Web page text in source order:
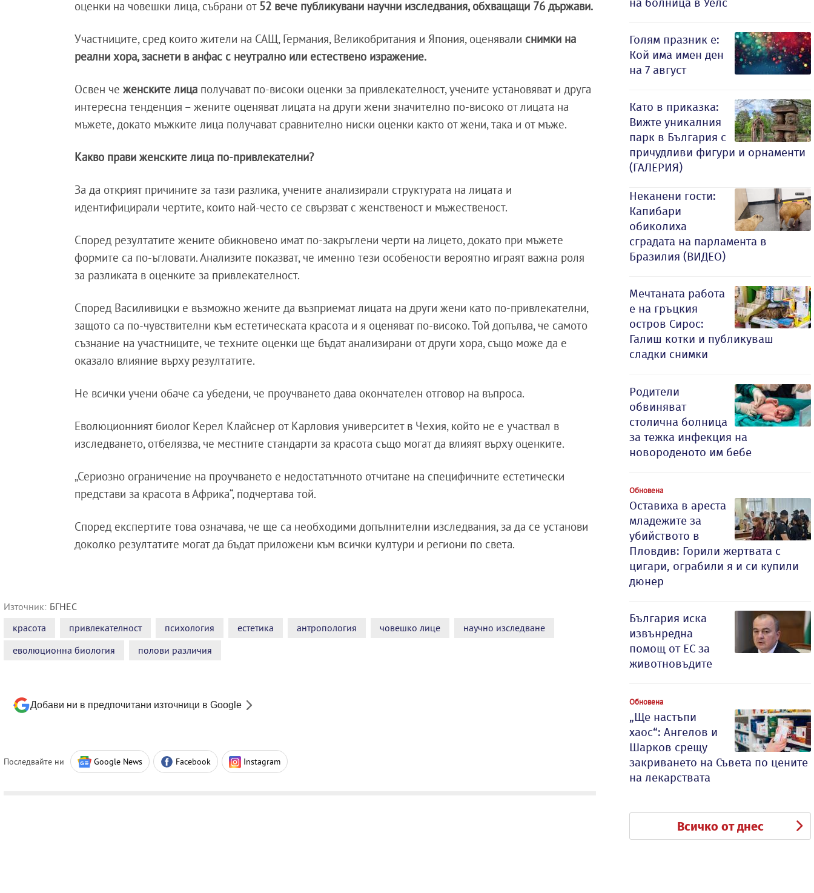
оценки на човешки лица, събрани от 52 вече публикувани научни изследвания, обхващащи 76 държави.
Участниците, сред които жители на САЩ, Германия, Великобритания и Япония, оценявали снимки на
реални хора, заснети в анфас с неутрално или естествено изражение.
Освен чеженските лица получават по-високи оценки за привлекателност, учените установяват и друга
интересна тенденция – жените оценяват лицата на други жени значително по-високо от лицата на
мъжете, докато мъжките лица получават сравнително ниски оценки както от жени, така и от мъже.
Какво прави женските лица по-привлекателни?
За да открият причините за тази разлика, учените анализирали структурата на лицата и
идентифицирали чертите, които най-често се свързват с женственост и мъжественост.
Според резултатите жените обикновено имат по-закръглени черти на лицето, докато при мъжете
формите са по-ъгловати. Анализите показват, че именно тези особености вероятно играят важна роля
за разликата в оценките за привлекателност.
Според Василивицки е възможно жените да възприемат лицата на други жени като по-привлекателни,
защото са по-чувствителни към естетическата красота и я оценяват по-високо. Той допълва, че самото
съзнание на участниците, че техните оценки ще бъдат анализирани от други хора, също може да е
оказало влияние върху резултатите.
Не всички учени обаче са убедени, че проучването дава окончателен отговор на въпроса.
Еволюционният биолог Керел Клайснер от Карловия университет в Чехия, който не е участвал в
изследването, отбелязва, че местните стандарти за красота също могат да влияят върху оценките.
„Сериозно ограничение на проучването е недостатъчното отчитане на специфичните естетически
представи за красота в Африка“, подчертава той.
Според експертите това означава, че ще са необходими допълнителни изследвания, за да се установи
доколко резултатите могат да бъдат приложени към всички култури и региони по света.
Източник: БГНЕС
красота
привлекателност психология естетика антропология човешко лице
научно изследване
еволюционна биология
полови различия
Добави ни в предпочитани източници в Google
Последвайте ни Google News Facebook Instagram
Голям празник е:
Кой има имен ден
на 7 август
Като в приказка:
Вижте уникалния
парк в България с
причудливи фигури и орнаменти
(ГАЛЕРИЯ)
Неканени гости:
Капибари
обиколиха
сградата на парламента в
Бразилия (ВИДЕО)
Мечтаната работа
е на гръцкия
остров Сирос:
Галиш котки и публикуваш
сладки снимки
Родители
обвиняват
столична болница
за тежка инфекция на
новороденото им бебе
Обновена
Оставиха в ареста
младежите за
убийството в
Пловдив: Горили жертвата с
цигари, ограбили я и си купили
дюнер
България иска
извънредна
помощ от ЕС за
животновъдите
Обновена
„Ще настъпи
хаос“: Ангелов и
Шарков срещу
закриването на Съвета по цените
на лекарствата
Всичко от днес